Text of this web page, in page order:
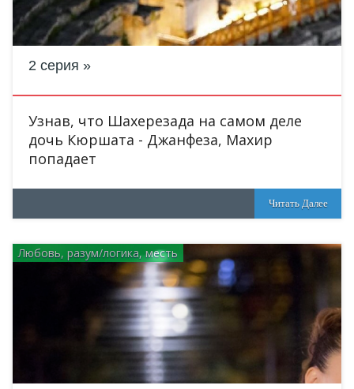
2 серия
Узнав, что Шахерезада на самом деле
дочь Кюршата - Джанфеза, Махир
попадает
Читать Далее
Любовь, разум/логика, месть